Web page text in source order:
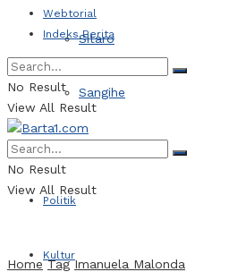
Sitaro
Sangihe
Politik
Kultur
Webtorial
Indeks Berita
No Result
View All Result
No Result
View All Result
Home Tag Imanuela Malonda